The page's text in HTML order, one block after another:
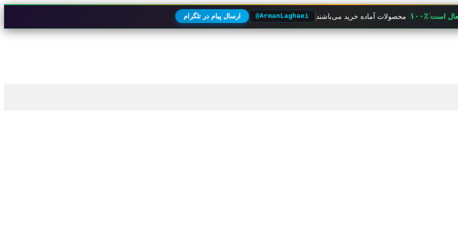
است ۱۰۰٪ محصولات آماده خرید می‌باشند @ArmanLaghaei ارسال پیام در تلگرام